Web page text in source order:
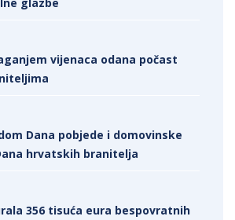
vijenaca odana počast
Dana pobjede i domovinske
hrvatskih branitelja
356 tisuća eura bespovratnih